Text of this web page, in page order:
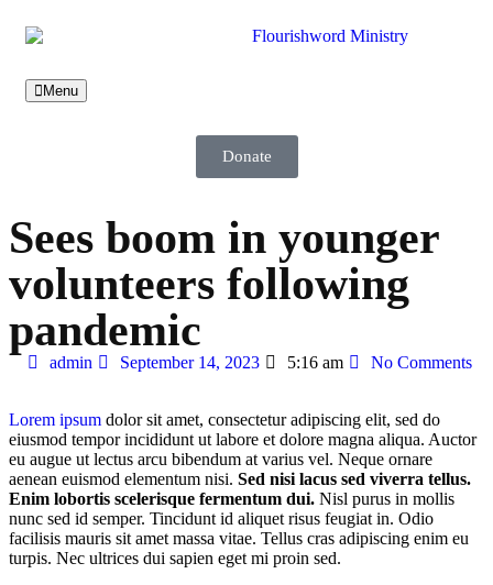
Menu
Donate
Sees boom in younger
volunteers following
pandemic
admin September 14, 2023 5:16 am No Comments
Lorem ipsum dolor sit amet, consectetur adipiscing elit, sed do
eiusmod tempor incididunt ut labore et dolore magna aliqua. Auctor
eu augue ut lectus arcu bibendum at varius vel. Neque ornare
aenean euismod elementum nisi. Sed nisi lacus sed viverra tellus.
Enim lobortis scelerisque fermentum dui. Nisl purus in mollis
nunc sed id semper. Tincidunt id aliquet risus feugiat in. Odio
facilisis mauris sit amet massa vitae. Tellus cras adipiscing enim eu
turpis. Nec ultrices dui sapien eget mi proin sed.